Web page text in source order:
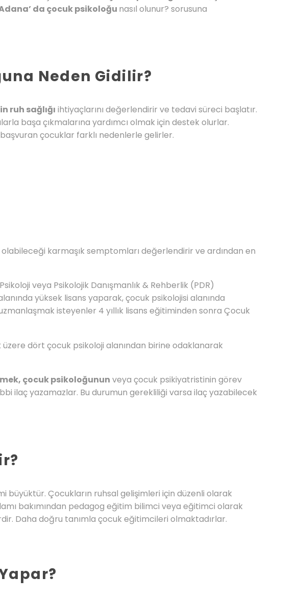
da çocuk psikoloğu nasıl olunur? sorusuna
Neden Gidilir?
ruh sağlığı ihtiyaçlarını değerlendirir ve tedavi süreci başlatır.
başa çıkmalarına yardımcı olmak için destek olurlar.
çocuklar farklı nedenlerle gelirler.
karmaşık semptomları değerlendirir ve ardından en
veya Psikolojik Danışmanlık & Rehberlik (PDR)
yüksek lisans yaparak, çocuk psikolojisi alanında
isteyenler 4 yıllık lisans eğitiminden sonra Çocuk
dört çocuk psikoloji alanından birine odaklanarak
çocuk psikoloğunun veya çocuk psikiyatristinin görev
ilaç yazamazlar. Bu durumun gerekliliği varsa ilaç yazabilecek
büyüktür. Çocukların ruhsal gelişimleri için düzenli olarak
bakımından pedagog eğitim bilimci veya eğitimci olarak
Daha doğru tanımla çocuk eğitimcileri olmaktadırlar.